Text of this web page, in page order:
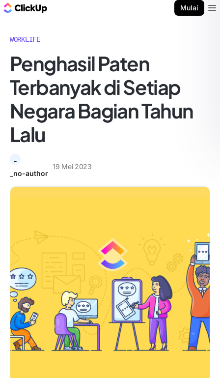
Mulai
WORKLIFE
Penghasil Paten
Terbanyak di Setiap
Negara Bagian Tahun
Lalu
_no-author
19 Mei 2023